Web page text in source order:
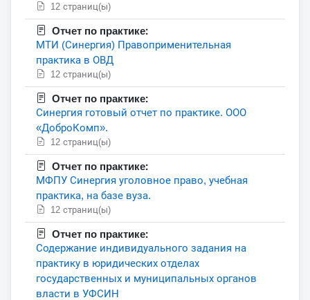
12 страниц(ы)
Отчет по практике:
МТИ (Синергия) Правоприменительная
практика в ОВД
12 страниц(ы)
Отчет по практике:
Синергия готовый отчет по практике. ООО
«ДоброКомп».
12 страниц(ы)
Отчет по практике:
МФПУ Синергия уголовное право, учебная
практика, на базе вуза.
12 страниц(ы)
Отчет по практике:
Содержание индивидуального задания на
практику в юридических отделах
государственных и муниципальных органов
власти в УФСИН